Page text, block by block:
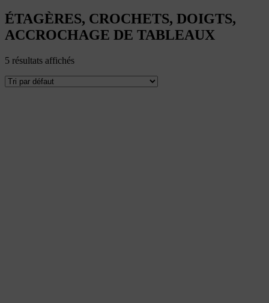
ÉTAGÈRES, CROCHETS, DOIGTS,
ACCROCHAGE DE TABLEAUX
5 résultats affichés